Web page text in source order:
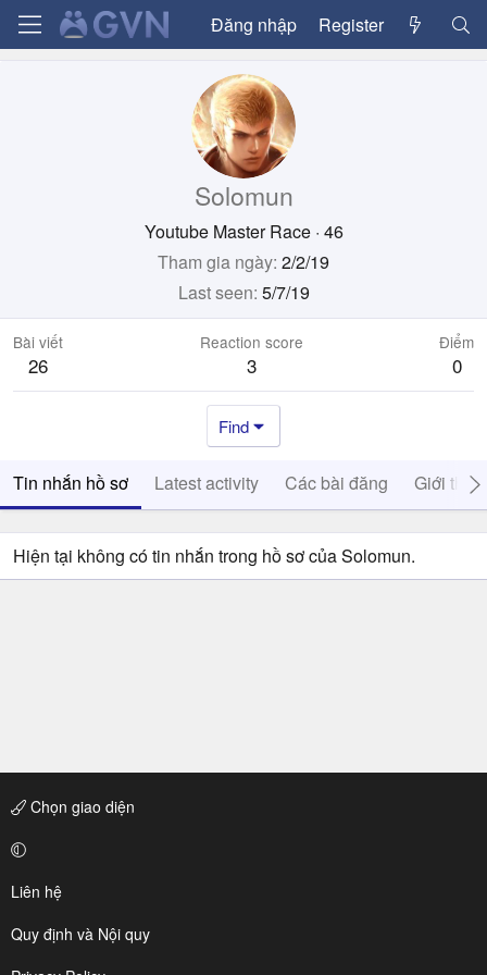
Đăng nhập Register
Solomun
Youtube Master Race · 46
Tham gia ngày 2/2/19
Last seen 5/7/19
Bài viết
26
Reaction score
3
Điểm
0
Find
Tin nhắn hồ sơ Latest activity Các bài đăng Giới thiệu
Hiện tại không có tin nhắn trong hồ sơ của Solomun.
Chọn giao diện
Liên hệ
Quy định và Nội quy